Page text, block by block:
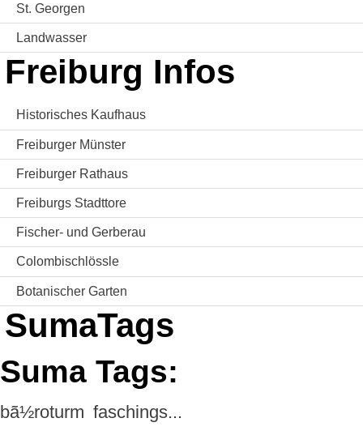
St. Georgen
Landwasser
Freiburg Infos
Historisches Kaufhaus
Freiburger Münster
Freiburger Rathaus
Freiburgs Stadttore
Fischer- und Gerberau
Colombischlössle
Botanischer Garten
SumaTags
Suma Tags:
bã½roturm faschings...